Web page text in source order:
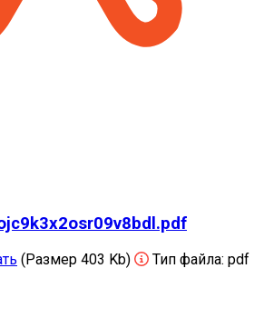
(Размер 403 Kb) Тип файла: pdf